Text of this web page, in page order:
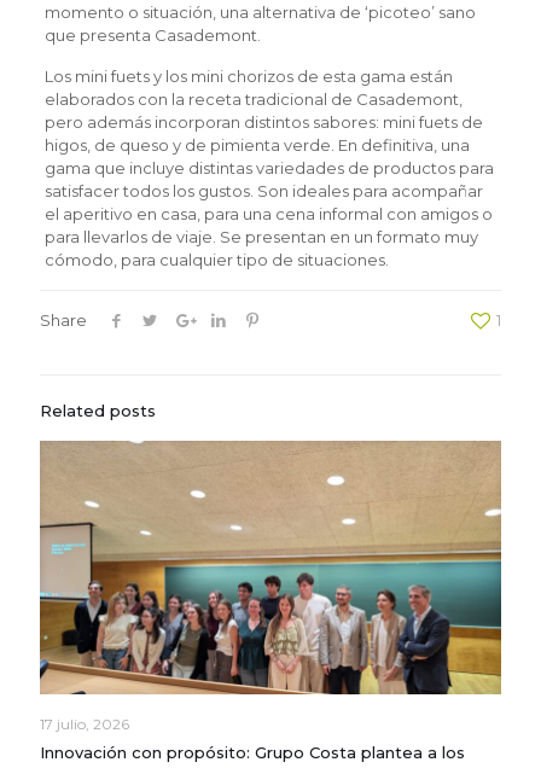
momento o situación, una alternativa de ‘picoteo’ sano
que presenta Casademont.
Los mini fuets y los mini chorizos de esta gama están
elaborados con la receta tradicional de Casademont,
pero además incorporan distintos sabores: mini fuets de
higos, de queso y de pimienta verde. En definitiva, una
gama que incluye distintas variedades de productos para
satisfacer todos los gustos. Son ideales para acompañar
el aperitivo en casa, para una cena informal con amigos o
para llevarlos de viaje. Se presentan en un formato muy
cómodo, para cualquier tipo de situaciones.
Share 1
Related posts
17 julio, 2026
Innovación con propósito: Grupo Costa plantea a los